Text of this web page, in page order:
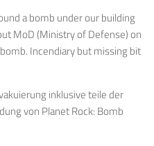
a bomb under our building
MoD (Ministry of Defense) on
Incendiary but missing bit
inklusive teile der
von Planet Rock: Bomb